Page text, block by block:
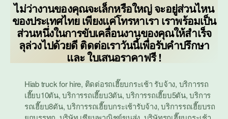
ไม่ว่างานของคุณจะเล็กหรือใหญ่ จะอยู่ส่วนไหน
ของประเทศไทย เพียงแค่โทรหาเรา เราพร้อมเป็น
ส่วนหนึ่งในการขับเคลื่อนงานของคุณให้สำเร็จ
ลุล่วงไปด้วยดี ติดต่อเราวันนี้เพื่อรับคำปรึกษา
และ ใบเสนอราคาฟรี !
Hiab truck for hire, ติดต่อรถเฮี๊ยบกระเช้า รับจ้าง, บริการรถ
เฮี๊ยบ10ตัน,บริการรถเฮี๊ยบ3ตัน,บริการรถเฮี๊ยบ5ตัน,บริการ
รถเฮี๊ยบ8ตัน,บริการรถเฮี๊ยบกระเช้ารับจ้าง,บริการรถเฮี๊ยบรถ